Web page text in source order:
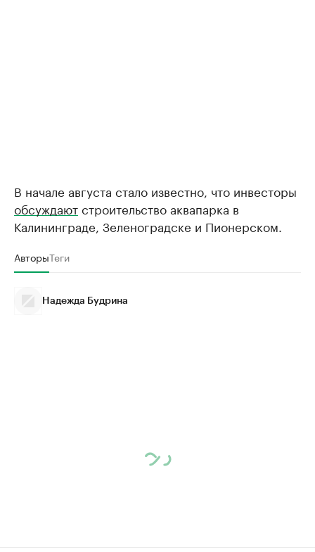
В начале августа стало известно, что инвесторы
обсуждаютстроительство аквапарка в
Калининграде, Зеленоградске и Пионерском.
АвторыТеги
Надежда Будрина